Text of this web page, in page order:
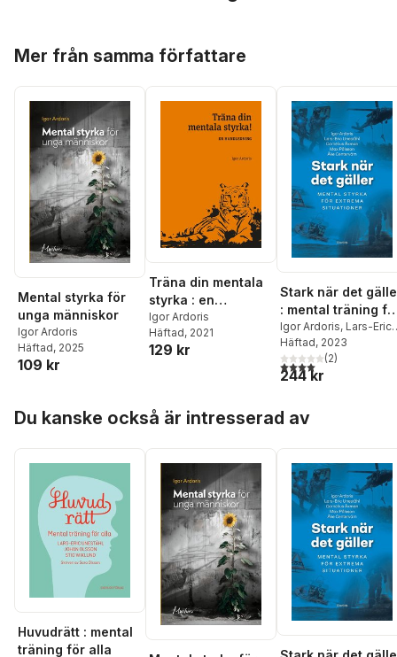
Mer från samma författare
Mental styrka för
unga människor
Igor Ardoris
Häftad, 2025
109 kr
Träna din mentala
styrka : en
handledning
Igor Ardoris
Häftad, 2021
129 kr
Stark när det
: mental träning
extrema
Igor Ardoris, Lars-Eric
Uneståhl,Cornelius
Åxman,Max Pålsson
Åke Centervärn
Häftad, 2023
4,0utav 5 stjärnor.
(2)
244 kr
Du kanske också är intresserad av
Huvudrätt : mental
träning för alla